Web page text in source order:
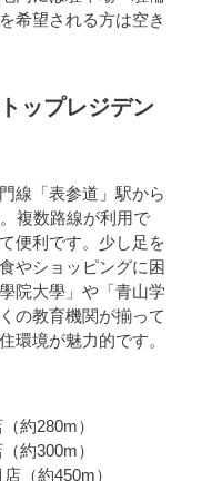
希望される方は空き
ップレジデン
線「表参道」駅から
複数路線が利用で
便利です。少し足を
やショッピングに困
院大學」や「青山学
の教育機関が揃って
環境が魅力的です。
約280m）
約300m）
（約450m）